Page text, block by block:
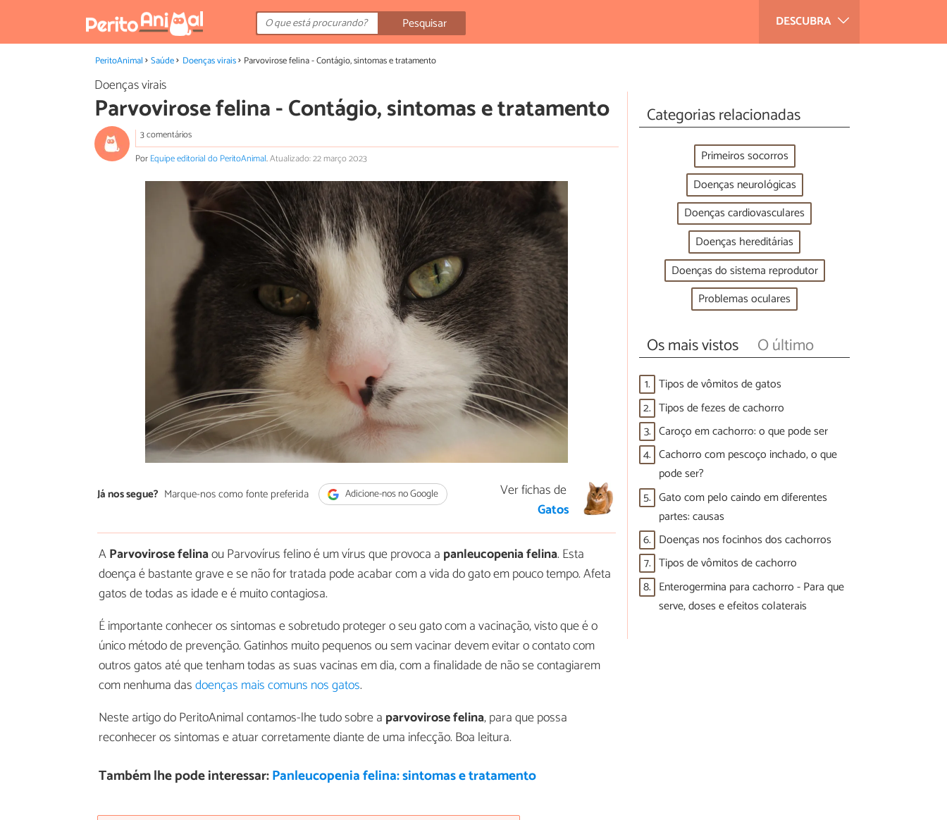
DESCUBRA
Pesquisar
PeritoAnimal Saúde Doenças virais Parvovirose felina - Contágio, sintomas e tratamento
Doenças virais
Parvovirose felina - Contágio, sintomas e tratamento
3 comentários
PorEquipe editorial do PeritoAnimal.Atualizado: 22 março 2023
Já nos segue? Marque-nos como fonte preferida Adicione-nos no Google
Ver fichas de
Gatos
AParvovirose felinaou Parvovírus felino é um vírus que provoca a panleucopenia felina. Esta
doença é bastante grave e se não for tratada pode acabar com a vida do gato em pouco tempo. Afeta
gatos de todas as idade e é muito contagiosa.
É importante conhecer os sintomas e sobretudo proteger o seu gato com a vacinação, visto que é o
único método de prevenção. Gatinhos muito pequenos ou sem vacinar devem evitar o contato com
outros gatos até que tenham todas as suas vacinas em dia, com a finalidade de não se contagiarem
com nenhuma dasdoenças mais comuns nos gatos.
Neste artigo do PeritoAnimal contamos-lhe tudo sobre a parvovirose felina, para que possa
reconhecer os sintomas e atuar corretamente diante de uma infecção. Boa leitura.
Também lhe pode interessar:Panleucopenia felina: sintomas e tratamento
Categorias relacionadas
Primeiros socorros
Doenças neurológicas
Doenças cardiovasculares
Doenças hereditárias
Doenças do sistema reprodutor
Problemas oculares
Os mais vistos O último
1. Tipos de vômitos de gatos
2. Tipos de fezes de cachorro
3. Caroço em cachorro: o que pode ser
4. Cachorro com pescoço inchado, o que
pode ser?
5. Gato com pelo caindo em diferentes
partes: causas
6. Doenças nos focinhos dos cachorros
7. Tipos de vômitos de cachorro
8. Enterogermina para cachorro - Para que
serve, doses e efeitos colaterais